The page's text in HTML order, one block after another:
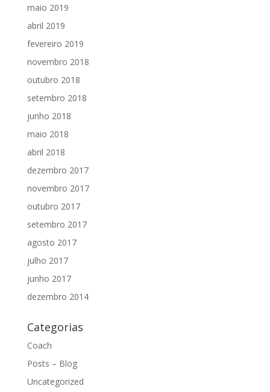
maio 2019
abril 2019
fevereiro 2019
novembro 2018
outubro 2018
setembro 2018
junho 2018
maio 2018
abril 2018
dezembro 2017
novembro 2017
outubro 2017
setembro 2017
agosto 2017
julho 2017
junho 2017
dezembro 2014
Categorias
Coach
Posts – Blog
Uncategorized